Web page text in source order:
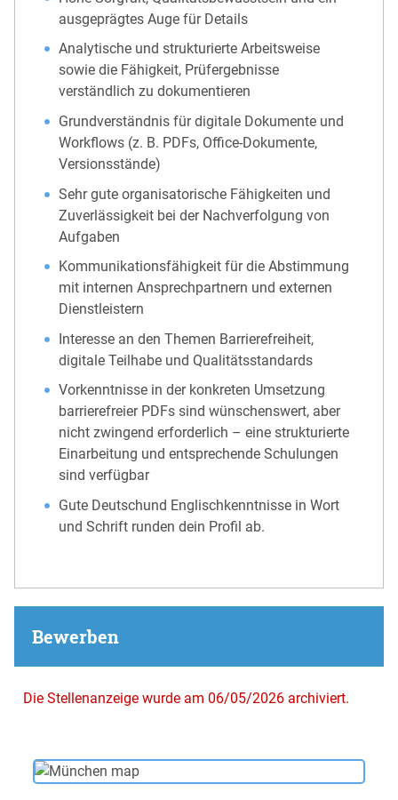
ausgeprägtes Auge für Details
Analytische und strukturierte Arbeitsweise
sowie die Fähigkeit, Prüfergebnisse
verständlich zu dokumentieren
Grundverständnis für digitale Dokumente und
Workflows (z. B. PDFs, Office-Dokumente,
Versionsstände)
Sehr gute organisatorische Fähigkeiten und
Zuverlässigkeit bei der Nachverfolgung von
Aufgaben
Kommunikationsfähigkeit für die Abstimmung
mit internen Ansprechpartnern und externen
Dienstleistern
Interesse an den Themen Barrierefreiheit,
digitale Teilhabe und Qualitätsstandards
Vorkenntnisse in der konkreten Umsetzung
barrierefreier PDFs sind wünschenswert, aber
nicht zwingend erforderlich – eine strukturierte
Einarbeitung und entsprechende Schulungen
sind verfügbar
Gute Deutschund Englischkenntnisse in Wort
und Schrift runden dein Profil ab.
Bewerben
Die Stellenanzeige wurde am 06/05/2026 archiviert.